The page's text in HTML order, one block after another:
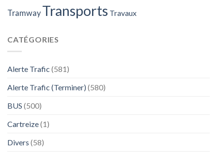
Tramway Transports Travaux
CATÉGORIES
Alerte Trafic (581)
Alerte Trafic (Terminer) (580)
BUS (500)
Cartreize(1)
Divers (58)